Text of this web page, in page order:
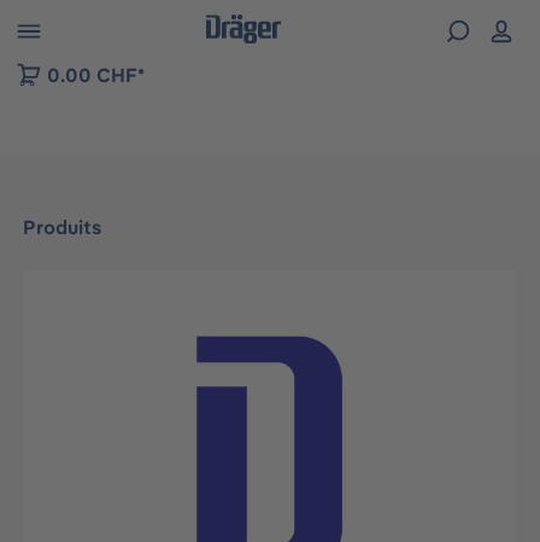
to B2B platform navigation
0.00 CHF*
Produits
Ignorer la galerie d'images